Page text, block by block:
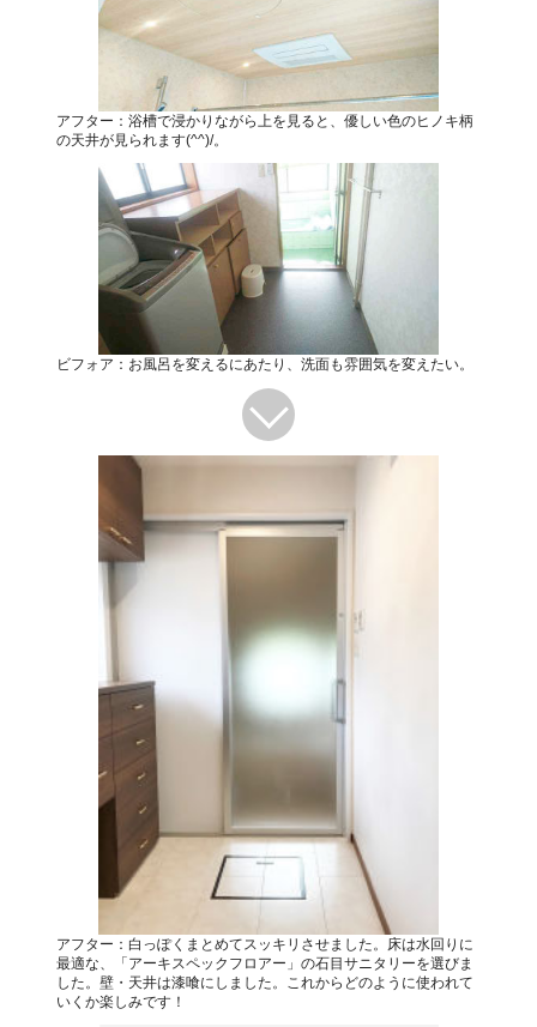
アフター：浴槽で浸かりながら上を見ると、優しい色のヒノキ柄
の天井が見られます(^^)/。
ビフォア：お風呂を変えるにあたり、洗面も雰囲気を変えたい。
アフター：白っぽくまとめてスッキリさせました。床は水回りに
最適な、「アーキスペックフロアー」の石目サニタリーを選びま
した。壁・天井は漆喰にしました。これからどのように使われて
いくか楽しみです！